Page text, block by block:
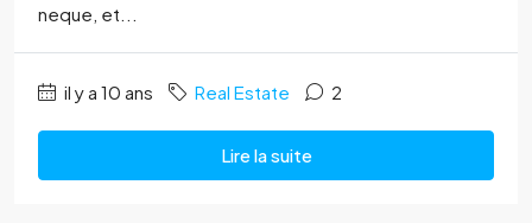
neque, et...
il y a 10 ans Real Estate 2
Lire la suite